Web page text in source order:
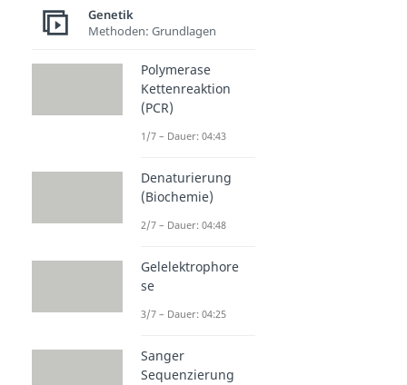
Genetik
Methoden: Grundlagen
Polymerase
Kettenreaktion
(PCR)
1/7 – Dauer: 04:43
Denaturierung
(Biochemie)
2/7 – Dauer: 04:48
Gelelektrophore
se
3/7 – Dauer: 04:25
Sanger
Sequenzierung